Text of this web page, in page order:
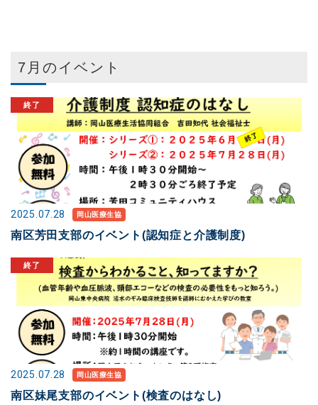
7月のイベント
2025.07.28 岡山医療生協
南区芳田支部のイベント(認知症と介護制度)
2025.07.28 岡山医療生協
南区妹尾支部のイベント(検査のはなし)